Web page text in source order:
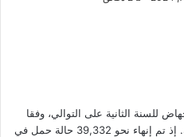
للسنة الثانية على التوالي، وفقا
لأحدث البيانات الصادرة عن وزارة الصحة. إذ تم إنهاء نحو 39,332 حالة حمل في